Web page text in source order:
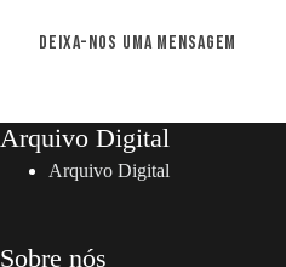
Deixa-nos uma mensagem
Arquivo Digital
Arquivo Digital
Sobre nós